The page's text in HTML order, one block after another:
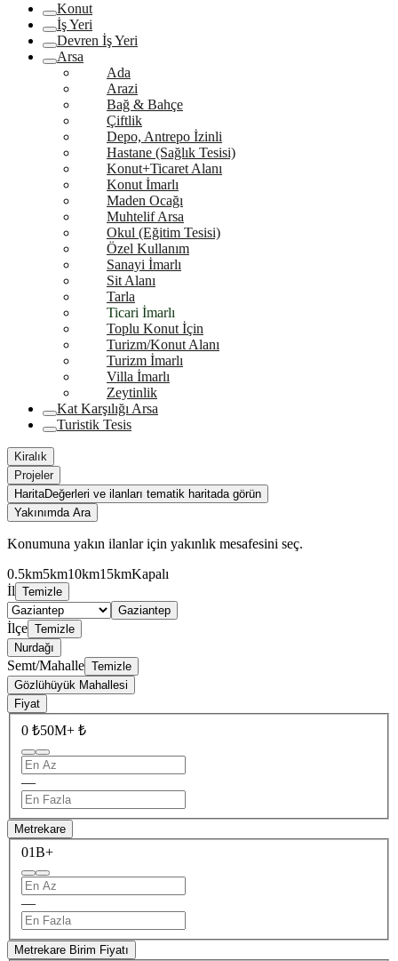
Konut
İş Yeri
Devren İş Yeri
Arsa
Ada
Arazi
Bağ & Bahçe
Çiftlik
Depo, Antrepo İzinli
Hastane (Sağlık Tesisi)
Konut+Ticaret Alanı
Konut İmarlı
Maden Ocağı
Muhtelif Arsa
Okul (Eğitim Tesisi)
Özel Kullanım
Sanayi İmarlı
Sit Alanı
Tarla
Ticari İmarlı
Toplu Konut İçin
Turizm/Konut Alanı
Turizm İmarlı
Villa İmarlı
Zeytinlik
Kat Karşılığı Arsa
Turistik Tesis
Kiralık
Projeler
HaritaDeğerleri ve ilanları tematik haritada görün
Yakınımda Ara
Konumuna yakın ilanlar için yakınlık mesafesini seç.
0.5km5km10km15kmKapalı
İl Temizle
Gaziantep
İlçe Temizle
Nurdağı
Semt/Mahalle Temizle
Gözlühüyük Mahallesi
Fiyat
0 ₺50M+ ₺
—
Metrekare
01B+
—
Metrekare Birim Fiyatı